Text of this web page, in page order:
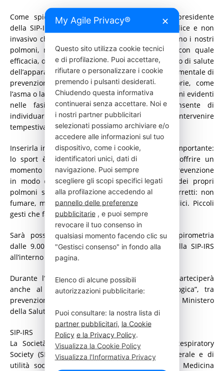
Come spiegato dalla prof.ssa Paola Rogliani, presidente
della SIP-IRS, “La spirometria è un esame semplice e non
invasivo che permette di valutare come funzionano i nostri
polmoni, misurando quanta aria respiriamo e con quale
efficacia, offrendo un’indicazione chiara dello stato di salute
dell’apparato respiratorio. È uno strumento fondamentale di
prevenzione, perché alcune malattie respiratorie, come
l’asma o la BPCO, possono svilupparsi senza sintomi evidenti
nelle fasi iniziali. Un controllo precoce consente di
individuare eventuali problemi e intervenire
tempestivamente.
Inserirla in un torneo sportivo ha un significato importante:
lo sport è sinonimo di salute e benessere, e offrire un
momento di controllo avvicina le persone alla prevenzione
in modo diretto e accessibile. Prendersi cura dei propri
polmoni significa anche adottare stili di vita corretti: non
fumare, mantenersi attivi e fare controlli periodici. Piccoli
gesti che fanno una grande differenza nel tempo”.
Sarà possibile sottoporsi gratuitamente alla spirometria
dalle 9.00 alle 20.00 raggiungendo lo stand della SIP-IRS
all’interno del Foro Italico.
Durante l’iniziativa, la professoressa Rogliani parteciperà
anche al talk “Salute respiratoria e allergologica”, tra
prevenzione e qualità della vita, organizzato dal Ministero
della Salute alle 12.00.
SIP-IRS
La Società Italiana di Pneumologia – Italian Respiratory
Society (SIP/IRS) ha la finalità di interesse generale e di
utilità sociale di promuovere lo sviluppo della Medicina
My Agile Privacy® ✕
Questo sito utilizza cookie tecnici
e di profilazione. Puoi accettare,
rifiutare o personalizzare i cookie
premendo i pulsanti desiderati.
Chiudendo questa informativa
continuerai senza accettare. Noi e
i nostri partner pubblicitari
selezionati possiamo archiviare e/o
accedere alle informazioni sul tuo
dispositivo, come i cookie,
identificatori unici, dati di
navigazione. Puoi sempre
scegliere gli scopi specifici legati
alla profilazione accedendo al
pannello delle preferenze
pubblicitarie, e puoi sempre
revocare il tuo consenso in
qualsiasi momento facendo clic su
"Gestisci consenso" in fondo alla
pagina.
Elenco di alcune possibili
autorizzazioni pubblicitarie:
Puoi consultare: la nostra lista di
partner pubblicitari, la Cookie
Policy e la Privacy Policy.
Visualizza la Cookie Policy
Visualizza l'Informativa Privacy